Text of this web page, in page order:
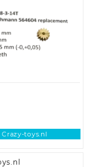
Crazy-toys.nl